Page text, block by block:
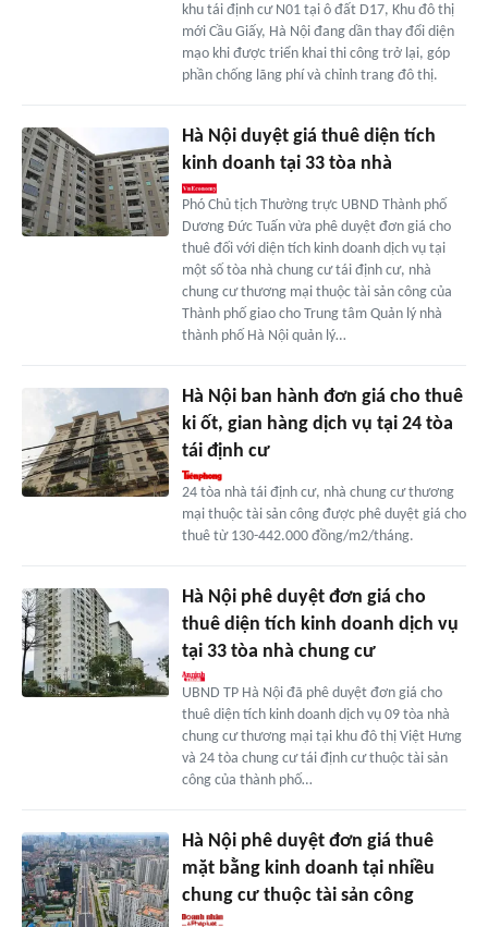
khu tái định cư N01 tại ô đất D17, Khu đô thị
mới Cầu Giấy, Hà Nội đang dần thay đổi diện
mạo khi được triển khai thi công trở lại, góp
phần chống lãng phí và chỉnh trang đô thị.
Hà Nội duyệt giá thuê diện tích
kinh doanh tại 33 tòa nhà
Phó Chủ tịch Thường trực UBND Thành phố
Dương Đức Tuấn vừa phê duyệt đơn giá cho
thuê đối với diện tích kinh doanh dịch vụ tại
một số tòa nhà chung cư tái định cư, nhà
chung cư thương mại thuộc tài sản công của
Thành phố giao cho Trung tâm Quản lý nhà
thành phố Hà Nội quản lý…
Hà Nội ban hành đơn giá cho thuê
ki ốt, gian hàng dịch vụ tại 24 tòa
tái định cư
24 tòa nhà tái định cư, nhà chung cư thương
mại thuộc tài sản công được phê duyệt giá cho
thuê từ 130-442.000 đồng/m2/tháng.
Hà Nội phê duyệt đơn giá cho
thuê diện tích kinh doanh dịch vụ
tại 33 tòa nhà chung cư
UBND TP Hà Nội đã phê duyệt đơn giá cho
thuê diện tích kinh doanh dịch vụ 09 tòa nhà
chung cư thương mại tại khu đô thị Việt Hưng
và 24 tòa chung cư tái định cư thuộc tài sản
công của thành phố…
Hà Nội phê duyệt đơn giá thuê
mặt bằng kinh doanh tại nhiều
chung cư thuộc tài sản công